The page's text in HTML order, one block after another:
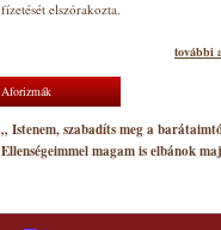
fízetését elszórakozta.
további
Aforizmák
„ Istenem, szabadíts meg a
Ellenségeimmel magam is elbánok